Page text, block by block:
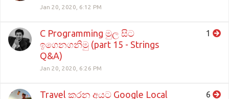
Jan 20, 2020, 6:12 PM
C Programming මුල සිට
ඉගෙනගනිමු (part 15 - Strings
Q&A)
Jan 20, 2020, 6:26 PM
1
Travel කරන අයට Google Local 6